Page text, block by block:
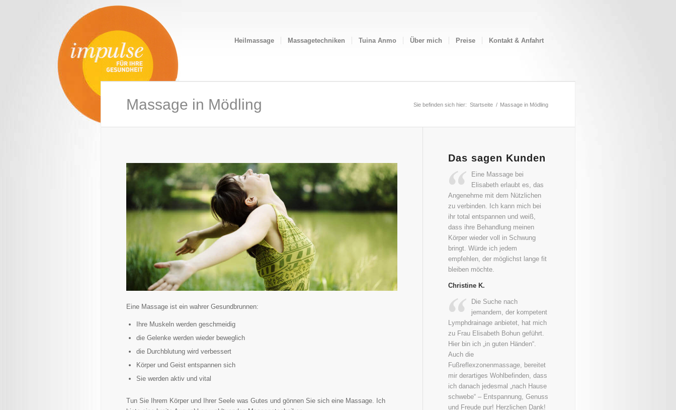
Heilmassage Massagetechniken Tuina Anmo Über mich Preise Kontakt & Anfahrt
Massage in Mödling Sie befinden sich hier: Startseite / Massage in Mödling
Eine Massage ist ein wahrer Gesundbrunnen:
Ihre Muskeln werden geschmeidig
die Gelenke werden wieder beweglich
die Durchblutung wird verbessert
Körper und Geist entspannen sich
Sie werden aktiv und vital
Tun Sie Ihrem Körper und Ihrer Seele was Gutes und gönnen Sie sich eine Massage. Ich
Das sagen Kunden
Eine Massage bei
Elisabeth erlaubt es, das
Angenehme mit dem Nützlichen
zu verbinden. Ich kann mich bei
ihr total entspannen und weiß,
dass ihre Behandlung meinen
Körper wieder voll in Schwung
bringt. Würde ich jedem
empfehlen, der möglichst lange fit
bleiben möchte.
Christine K.
Die Suche nach
jemandem, der kompetent
Lymphdrainage anbietet, hat mich
zu Frau Elisabeth Bohun geführt.
Hier bin ich „in guten Händen“.
Auch die
Fußreflexzonenmassage, bereitet
mir derartiges Wohlbefinden, dass
ich danach jedesmal „nach Hause
schwebe“ – Entspannung, Genuss
und Freude pur! Herzlichen Dank!